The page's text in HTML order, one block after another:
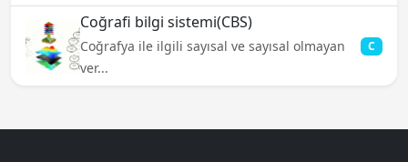
Coğrafi bilgi sistemi(CBS)
Coğrafya ile ilgili sayısal ve sayısal olmayan
ver...
C